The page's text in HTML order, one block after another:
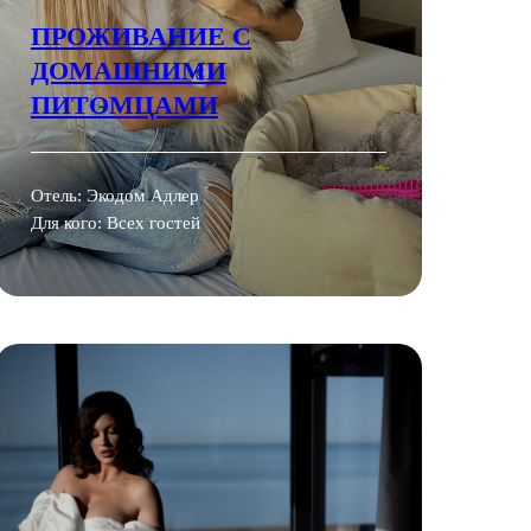
ПРОЖИВАНИЕ С
ДОМАШНИМИ
ПИТОМЦАМИ
Отель: Экодом Адлер
Для кого: Всех гостей